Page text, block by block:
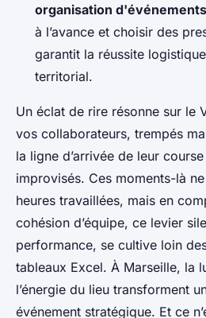
organisation d'événements
à l’avance et choisir des
garantit la réussite
territorial.
Un éclat de rire résonne sur le
vos collaborateurs, trempés
la ligne d’arrivée de leur
improvisés. Ces moments-là
heures travaillées, mais en
cohésion d’équipe, ce levier
performance, se cultive loin
tableaux Excel. À Marseille, la
l’énergie du lieu transforment
événement stratégique. Et ce